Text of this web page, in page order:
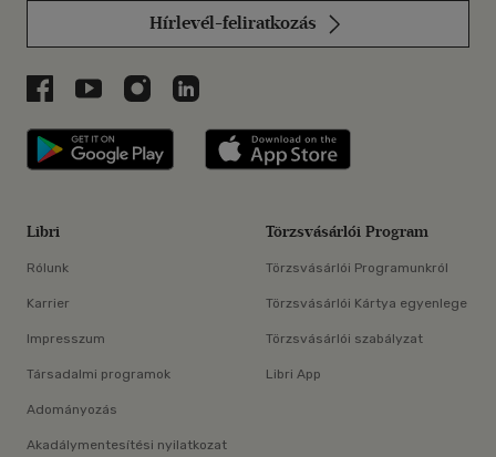
Hírlevél-feliratkozás
Libri a Facebookon
Libri a Youtube-on
Libri az Instagramon
Libri a LinkedInen
Libri applikáció Szerezd meg: Google
Libri
Rólunk
Karrier
Impresszum
Társadalmi programok
Adományozás
Akadálymentesítési nyilatkozat
Törzsvásárlói Program
Törzsvásárlói Programunkról
Törzsvásárlói Kártya egyenlege
Törzsvásárlói szabályzat
Libri App